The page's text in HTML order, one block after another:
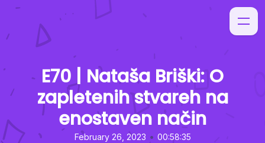
E70 | Nataša Briški: O
zapletenih stvareh na
enostaven način
February 26, 2023 • 00:58:35